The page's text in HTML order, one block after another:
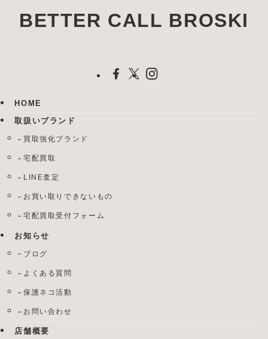
BETTER CALL BROSKI
HOME
取扱いブランド
買取強化ブランド
宅配買取
LINE査定
お買い取りできないもの
宅配買取受付フォーム
お知らせ
ブログ
よくある質問
保護ネコ活動
お問い合わせ
店舗概要